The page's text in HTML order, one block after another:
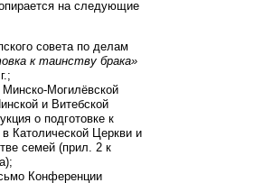
на следующие
совета по делам
к таинству брака»
Могилёвской
и Витебской
о подготовке к
в Католической Церкви и
семей (прил. 2 к
Конференции